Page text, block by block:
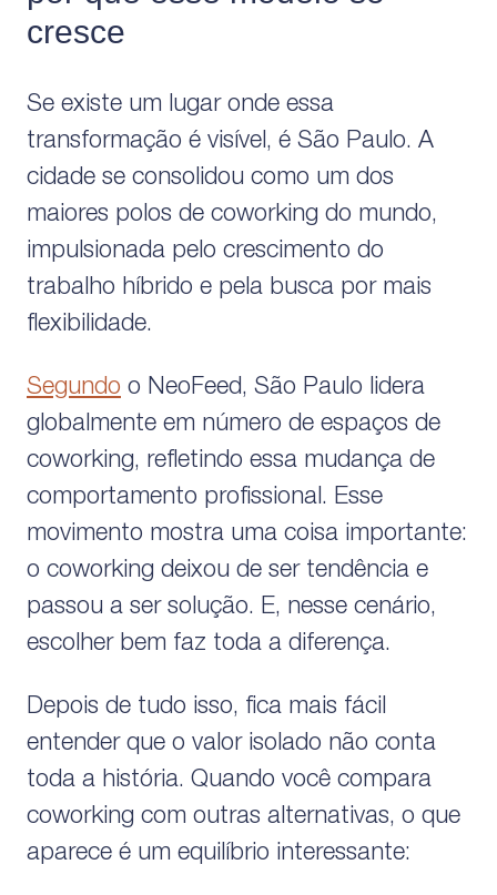
cresce
Se existe um lugar onde essa
transformação é visível, é São Paulo. A
cidade se consolidou como um dos
maiores polos de coworking do mundo,
impulsionada pelo crescimento do
trabalho híbrido e pela busca por mais
flexibilidade.
Segundo o NeoFeed, São Paulo lidera
globalmente em número de espaços de
coworking, refletindo essa mudança de
comportamento profissional. Esse
movimento mostra uma coisa importante:
o coworking deixou de ser tendência e
passou a ser solução. E, nesse cenário,
escolher bem faz toda a diferença.
Depois de tudo isso, fica mais fácil
entender que o valor isolado não conta
toda a história. Quando você compara
coworking com outras alternativas, o que
aparece é um equilíbrio interessante: